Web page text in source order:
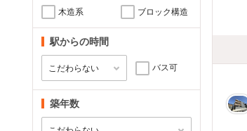
木造系 ブロック構造
駅からの時間
バス可
築年数